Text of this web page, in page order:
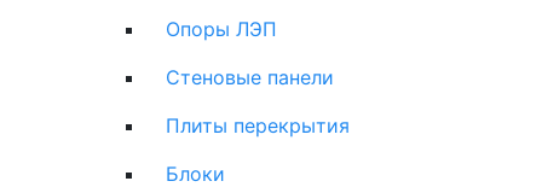
Опоры ЛЭП
Стеновые панели
Плиты перекрытия
Блоки